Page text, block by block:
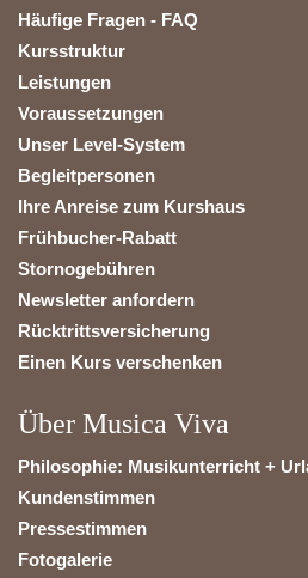
Häufige Fragen - FAQ
Kursstruktur
Leistungen
Voraussetzungen
Unser Level-System
Begleitpersonen
Ihre Anreise zum Kurshaus
Frühbucher-Rabatt
Stornogebühren
Newsletter anfordern
Rücktrittsversicherung
Einen Kurs verschenken
Über Musica Viva
Philosophie: Musikunterricht +
Kundenstimmen
Pressestimmen
Fotogalerie